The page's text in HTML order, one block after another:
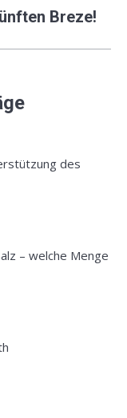
Breze!
des
– welche Menge